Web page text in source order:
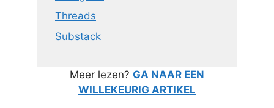
Threads
Substack
Meer lezen? GA NAAR EEN
WILLEKEURIG ARTIKEL